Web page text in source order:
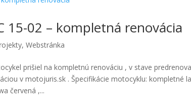
15-02 – kompletná renovácia
,Webstránka
prišiel na kompletnú renováciu , v stave
v motojuris.sk . Špecifikácie motocyklu: kompletné
červená ,...